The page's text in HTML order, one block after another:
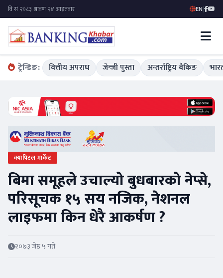
EN|
ट्रेन्डिङ: वित्तीय अपराध जेन्जी पुस्ता अन्तर्राष्ट्रिय बैंकिङ
क्यापिटल मार्केट
बिमा समूहले उचाल्यो बुधबारको नेप्से,
परिसूचक १५ सय नजिक, नेशनल
लाइफमा किन धेरै आकर्षण ?
२०७३ जेष्ठ ५ गते